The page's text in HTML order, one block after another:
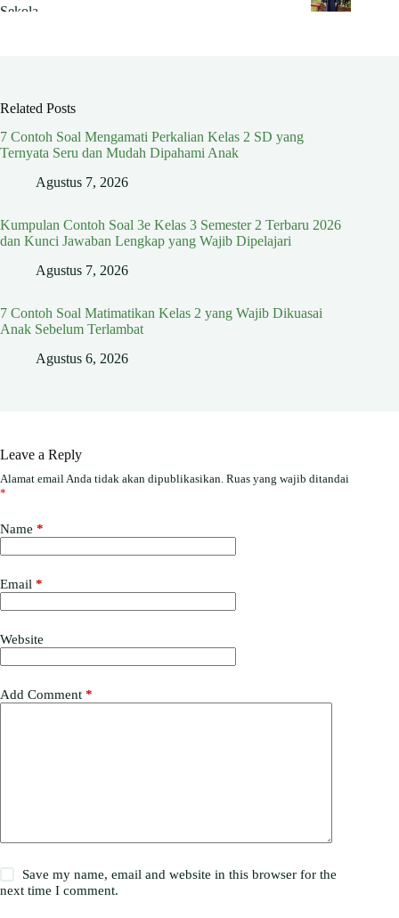
Related Posts
7 Contoh Soal Mengamati Perkalian Kelas 2 SD yang
Ternyata Seru dan Mudah Dipahami Anak
Agustus 7, 2026
Kumpulan Contoh Soal 3e Kelas 3 Semester 2 Terbaru 2026
dan Kunci Jawaban Lengkap yang Wajib Dipelajari
Agustus 7, 2026
7 Contoh Soal Matimatikan Kelas 2 yang Wajib Dikuasai
Anak Sebelum Terlambat
Agustus 6, 2026
Leave a Reply
Alamat email Anda tidak akan dipublikasikan. Ruas yang wajib ditandai
*
Name *
Email *
Website
Add Comment *
Save my name, email and website in this browser for the
next time I comment.